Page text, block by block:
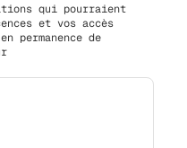
qui pourraient
et vos accès
permanence de